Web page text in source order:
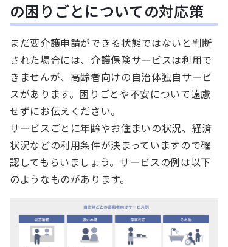
の困りごとについての対応策
まだ要介護申請ができる状態ではないと判断
された場合には、介護保険サービスは利用で
きませんが、高齢者向けの自治体独自サービ
スがあります。困りごとや不安について遠慮
せずにお伝えください。
サービスごとに年齢やお住まいの状況、経済
状況などの利用条件が決まっていますので確
認してもらいましょう。サービスの例は以下
のようなものがあります。